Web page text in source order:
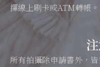
擇線上刷卡或ATM轉帳。
所有拍攝除申請書外，